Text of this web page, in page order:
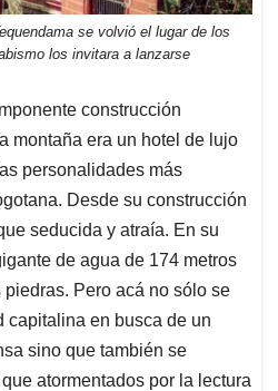
se volvió el lugar de los
los invitara a lanzarse
construcción
montaña era un hotel de lujo
personalidades más
Desde su construcción
seducida y atraía. En su
de agua de 174 metros
Pero acá no sólo se
capitalina en busca de un
sino que también se
atormentados por la lectura